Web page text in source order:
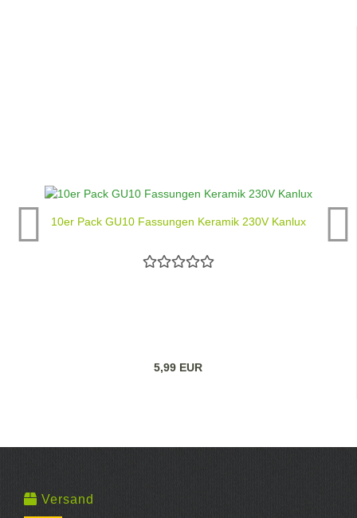
10er Pack GU10 Fassungen Keramik 230V Kanlux
5,99 EUR
Versand